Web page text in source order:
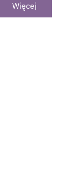
Więcej